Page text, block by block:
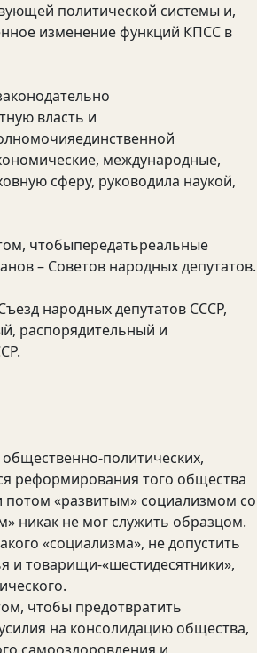
политической системы и,
изменение функций КПСС в
власть и
международные,
сферу, руководила наукой,
чтобыпередатьреальные
– Советов народных депутатов.
народных депутатов СССР,
распорядительный и
политических,
реформирования того общества
«развитым» социализмом со
никак не мог служить образцом.
«социализма», не допустить
и товарищи-«шестидесятники»,
чтобы предотвратить
на консолидацию общества,